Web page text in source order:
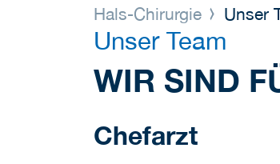
Hals-Chirurgie
Unser
Unser Team
WIR SIND
Chefarzt